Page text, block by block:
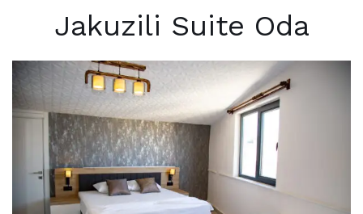
Jakuzili Suite Oda